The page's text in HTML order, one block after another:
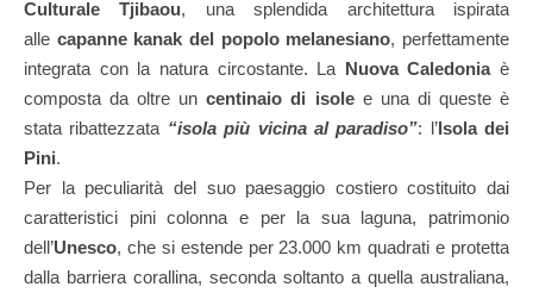
Culturale Tjibaou, una splendida architettura ispirata
alle capanne kanak del popolo melanesiano, perfettamente
integrata con la natura circostante. La Nuova Caledoniaè
composta da oltre uncentinaio di isolee una di queste è
stata ribattezzata “isola più vicina al paradiso”: l’Isola dei
Pini.
Per la peculiarità del suo paesaggio costiero costituito dai
caratteristici pini colonna e per la sua laguna, patrimonio
dell’Unesco, che si estende per 23.000 km quadrati e protetta
dalla barriera corallina, seconda soltanto a quella australiana,